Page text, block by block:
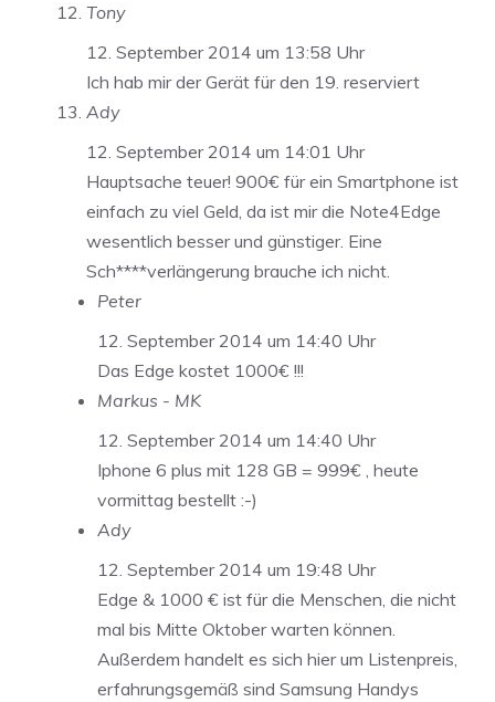
Tony
12. September 2014 um 13:58 Uhr
Ich hab mir der Gerät für den 19. reserviert
Ady
12. September 2014 um 14:01 Uhr
Hauptsache teuer! 900€ für ein Smartphone ist
einfach zu viel Geld, da ist mir die Note4Edge
wesentlich besser und günstiger. Eine
Sch****verlängerung brauche ich nicht.
Peter
12. September 2014 um 14:40 Uhr
Das Edge kostet 1000€ !!!
Markus - MK
12. September 2014 um 14:40 Uhr
Iphone 6 plus mit 128 GB = 999€ , heute
vormittag bestellt :-)
Ady
12. September 2014 um 19:48 Uhr
Edge & 1000 € ist für die Menschen, die nicht
mal bis Mitte Oktober warten können.
Außerdem handelt es sich hier um Listenpreis,
erfahrungsgemäß sind Samsung Handys